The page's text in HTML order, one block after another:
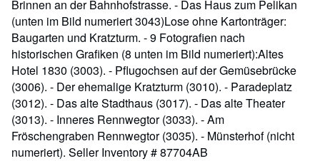
Brinnen an der Bahnhofstrasse. - Das Haus zum Pelikan
(unten im Bild numeriert 3043)Lose ohne Kartonträger:
Baugarten und Kratzturm. - 9 Fotografien nach
historischen Grafiken (8 unten im Bild numeriert):Altes
Hotel 1830 (3003). - Pflugochsen auf der Gemüsebrücke
(3006). - Der ehemalige Kratzturm (3010). - Paradeplatz
(3012). - Das alte Stadthaus (3017). - Das alte Theater
(3013). - Inneres Rennwegtor (3033). - Am
Fröschengraben Rennwegtor (3035). - Münsterhof (nicht
numeriert). Seller Inventory # 87704AB